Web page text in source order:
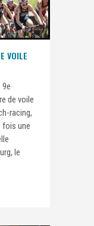
VOILE
9e
de voile
racing,
fois une
le